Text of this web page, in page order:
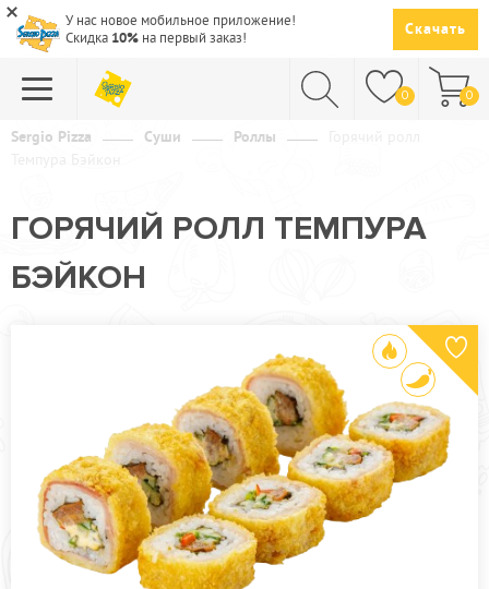
У нас новое мобильное приложение!
Скидка 10% на первый заказ! Скачать
0 0
САЛАТЫ
СУПЫ
НАПИТКИ
ДЕСЕРТЫ
ПРОЧЕЕ
АКЦИИ
Sergio Pizza Суши Роллы
ГОРЯЧИЙ РОЛЛ ТЕМПУРА
БЭЙКОН